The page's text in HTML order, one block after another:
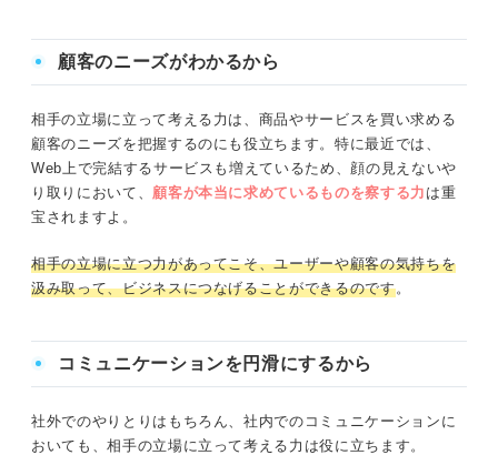
顧客のニーズがわかるから
相手の立場に立って考える力は、商品やサービスを買い求める
顧客のニーズを把握するのにも役立ちます。特に最近では、
Web上で完結するサービスも増えているため、顔の見えないや
り取りにおいて、 顧客が本当に求めているものを察する力 は重
宝されますよ。
相手の立場に立つ力があってこそ、ユーザーや顧客の気持ちを
汲み取って、ビジネスにつなげることができるのです。
コミュニケーションを円滑にするから
社外でのやりとりはもちろん、社内でのコミュニケーションに
おいても、相手の立場に立って考える力は役に立ちます。